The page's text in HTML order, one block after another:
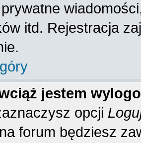
itd. Rejestracja
jestem
opcji
forum będziesz